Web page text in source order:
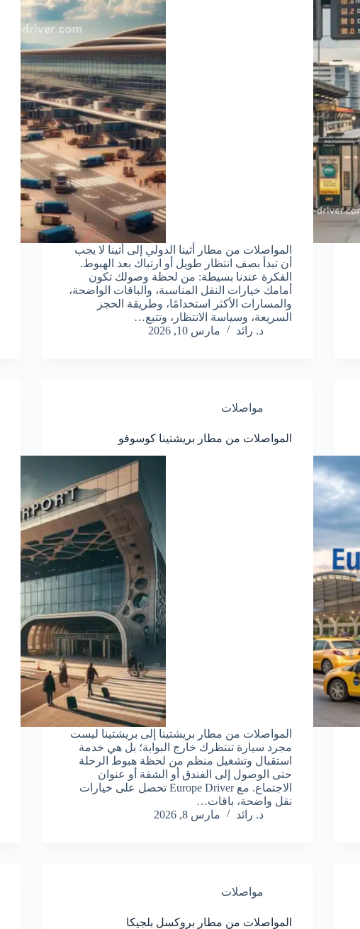
المواصلات من مطار أثينا الدولي إلى أثينا لا يجب
أن تبدأ بصف انتظار طويل أو ارتباك بعد الهبوط.
الفكرة عندنا بسيطة: من لحظة وصولك تكون
أمامك خيارات النقل المناسبة، والباقات الواضحة،
والمسارات الأكثر استخدامًا، وطريقة الحجز
السريعة، وسياسة الانتظار، وتتبع…
د. رائد
مارس 10, 2026
مواصلات
المواصلات من مطار بريشتينا كوسوفو
المواصلات من مطار بريشتينا إلى بريشتينا ليست
مجرد سيارة تنتظرك خارج البوابة؛ بل هي خدمة
استقبال وتشغيل منظم من لحظة هبوط الرحلة
حتى الوصول إلى الفندق أو الشقة أو عنوان
الاجتماع. مع Europe Driver تحصل على خيارات
نقل واضحة، باقات…
د. رائد
مارس 8, 2026
مواصلات
المواصلات من مطار بروكسل بلجيكا